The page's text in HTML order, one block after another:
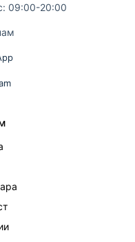
09:00-20:00